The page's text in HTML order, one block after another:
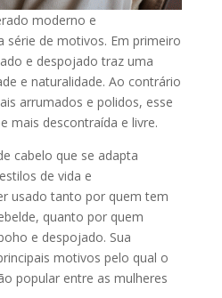
moderno e
série de motivos. Em primeiro
e despojado traz uma
e naturalidade. Ao contrário
arrumados e polidos, esse
mais descontraída e livre.
cabelo que se adapta
de vida e
usado tanto por quem tem
quanto por quem
e despojado. Sua
motivos pelo qual o
popular entre as mulheres